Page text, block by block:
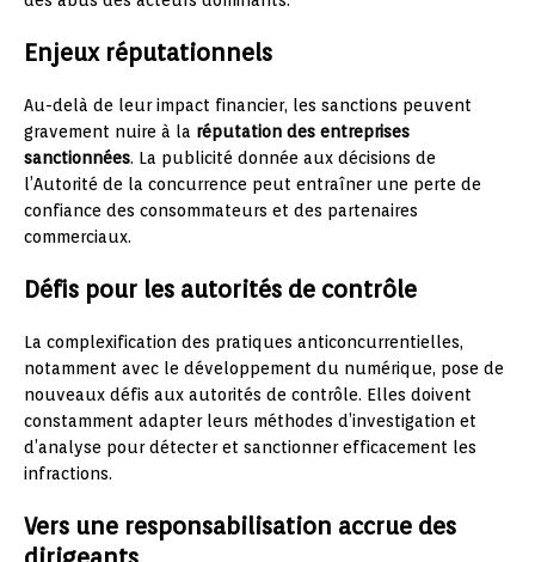
Enjeux réputationnels
Au-delà de leur impact financier, les sanctions peuvent
gravement nuire à la réputation des entreprises
sanctionnées. La publicité donnée aux décisions de
l’Autorité de la concurrence peut entraîner une perte de
confiance des consommateurs et des partenaires
commerciaux.
Défis pour les autorités de contrôle
La complexification des pratiques anticoncurrentielles,
notamment avec le développement du numérique, pose de
nouveaux défis aux autorités de contrôle. Elles doivent
constamment adapter leurs méthodes d’investigation et
d’analyse pour détecter et sanctionner efficacement les
infractions.
Vers une responsabilisation accrue des